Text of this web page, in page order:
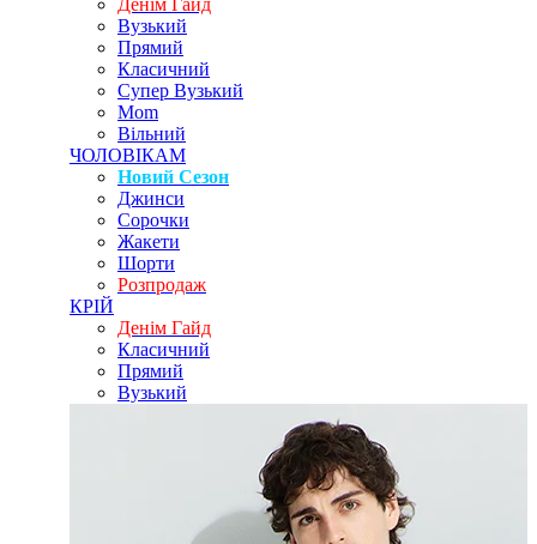
Денім Гайд
Вузький
Прямий
Класичний
Супер Вузький
Mom
Вільний
ЧОЛОВІКАМ
Новий Сезон
Джинси
Сорочки
Жакети
Шорти
Розпродаж
КРІЙ
Денім Гайд
Класичний
Прямий
Вузький